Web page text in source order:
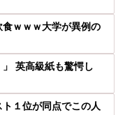
ｗｗｗ大学が異例の
英高級紙も驚愕し
１位が同点でこの人